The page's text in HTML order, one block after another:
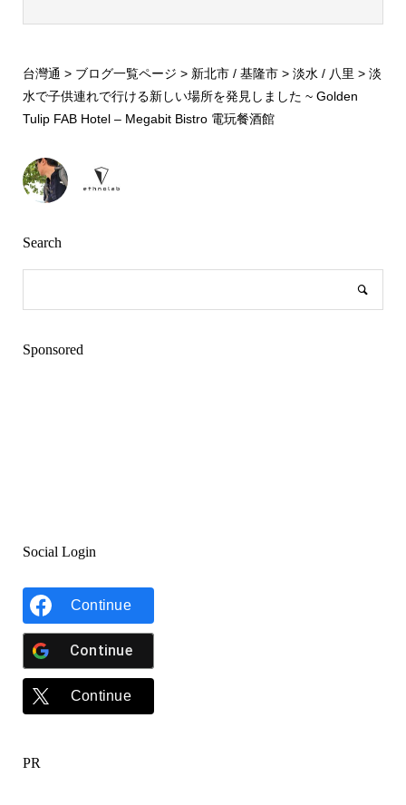
台灣通 > ブログ一覧ページ > 新北市 / 基隆市> 淡水 / 八里 > 淡
水で子供連れで行ける新しい場所を発見しました ~ Golden
Tulip FAB Hotel – Megabit Bistro 電玩餐酒館
Search
Sponsored
Social Login
Continue
Continue
Continue
PR